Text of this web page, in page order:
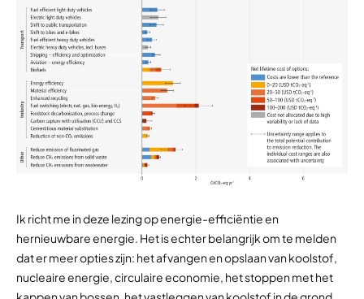
Ik richt me in deze lezing op energie-efficiëntie en
hernieuwbare energie. Het is echter belangrijk om te melden
dat er meer opties zijn: het afvangen en opslaan van koolstof,
nucleaire energie, circulaire economie, het stoppen met het